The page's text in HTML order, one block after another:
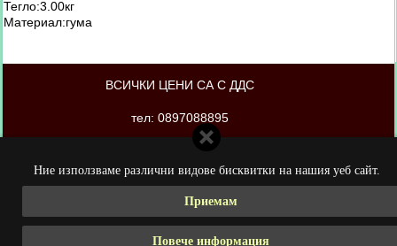
Ние използваме различни видове бисквитки на нашия уеб сайт.
Приемам
Повече информация
Тегло:3.00кг
Материал:гума
ВСИЧКИ ЦЕНИ СА С ДДС
тел: 0897088895